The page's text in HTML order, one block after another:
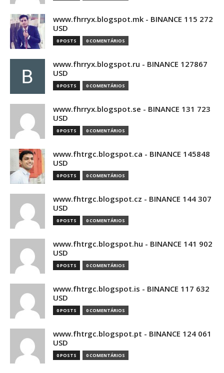
www.fhrryx.blogspot.mk - BINANCE 115 272
USD
0 POSTS 0 COMENTÁRIOS
www.fhrryx.blogspot.ru - BINANCE 127867
USD
0 POSTS 0 COMENTÁRIOS
www.fhrryx.blogspot.se - BINANCE 131 723
USD
0 POSTS 0 COMENTÁRIOS
www.fhtrgc.blogspot.ca - BINANCE 145848
USD
0 POSTS 0 COMENTÁRIOS
www.fhtrgc.blogspot.cz - BINANCE 144 307
USD
0 POSTS 0 COMENTÁRIOS
www.fhtrgc.blogspot.hu - BINANCE 141 902
USD
0 POSTS 0 COMENTÁRIOS
www.fhtrgc.blogspot.is - BINANCE 117 632
USD
0 POSTS 0 COMENTÁRIOS
www.fhtrgc.blogspot.pt - BINANCE 124 061
USD
0 POSTS 0 COMENTÁRIOS